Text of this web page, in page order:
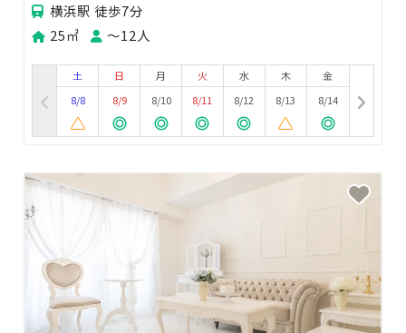
横浜駅 徒歩7分
25㎡
〜12人
土
8/8
日
8/9
月
8/10
火
8/11
水
8/12
木
8/13
金
8/14